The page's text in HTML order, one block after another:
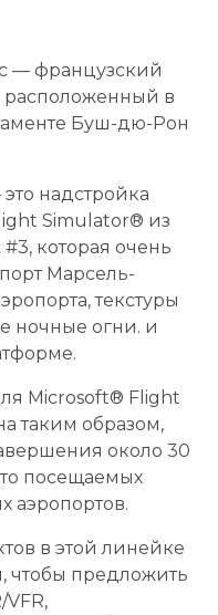
— французский
в
Буш-дю-Рон
надстройка
Simulator® из
которая очень
Марсель-
текстуры
ночные огни. и
Microsoft® Flight
таким образом,
около 30
посещаемых
аэропортов.
в этой линейке
чтобы предложить